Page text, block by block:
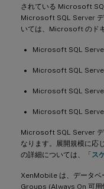
されている Microsoft
Microsoft SQL Server デ
いては、Microsoft のド
Microsoft SQL
Microsoft SQL
Microsoft SQL
Microsoft SQL
Microsoft SQL Server デ
なります。展開規模に
の詳細については、「 ス
XenMobile は、データ
Groups (Always On 可用